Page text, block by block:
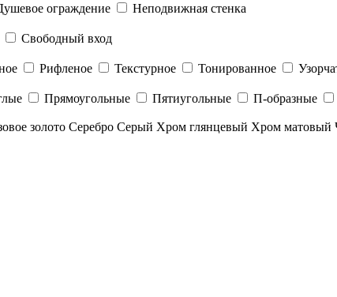
ограждение
Неподвижная стенка
Свободный вход
Рифленое Текстурное Тонированное
Прямоугольные Пятиугольные П-образные
золото Серебро Серый Хром глянцевый Хром матовый